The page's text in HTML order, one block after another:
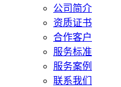
公司简介
资质证书
合作客户
服务标准
服务案例
联系我们